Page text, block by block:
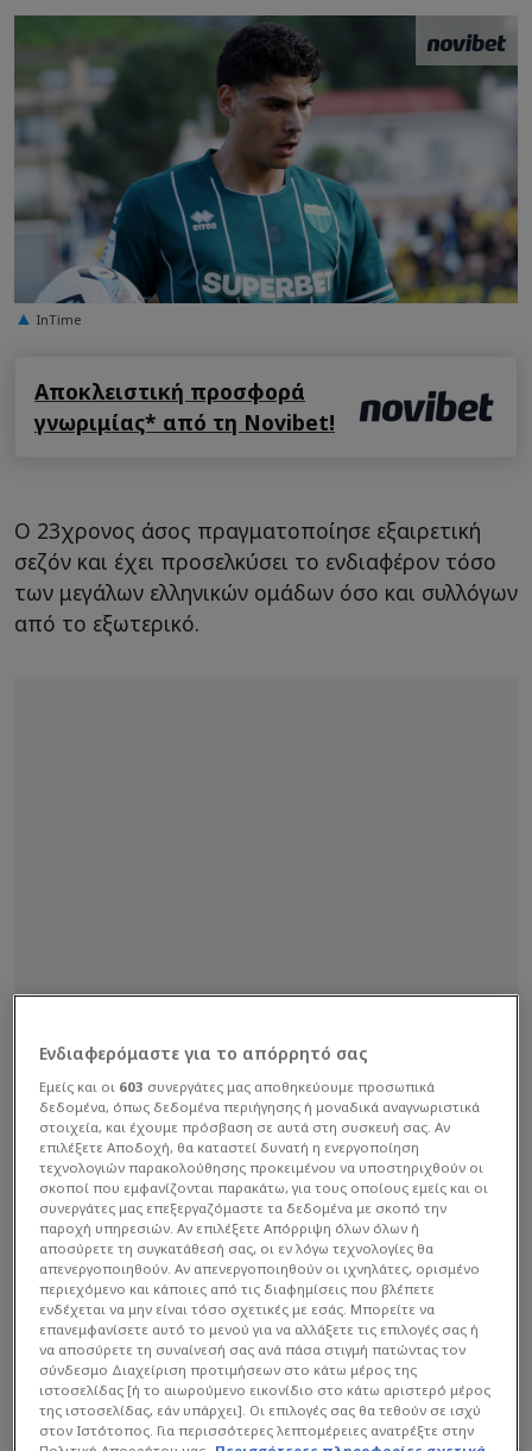
InTime
Αποκλειστική προσφορά
γνωριμίας* από τη Novibet!
Ο 23χρονος άσος πραγματοποίησε εξαιρετική
σεζόν και έχει προσελκύσει το ενδιαφέρον τόσο
των μεγάλων ελληνικών ομάδων όσο και συλλόγων
από το εξωτερικό.
Όπως αναφέρει ο Βασίλης Βέργης, τη Δευτέρα
Ενδιαφερόμαστε για το απόρρητό σας
Εμείς και οι 603 συνεργάτες μας αποθηκεύουμε προσωπικά
δεδομένα, όπως δεδομένα περιήγησης ή μοναδικά αναγνωριστικά
στοιχεία, και έχουμε πρόσβαση σε αυτά στη συσκευή σας. Αν
επιλέξετε Αποδοχή, θα καταστεί δυνατή η ενεργοποίηση
τεχνολογιών παρακολούθησης προκειμένου να υποστηριχθούν οι
σκοποί που εμφανίζονται παρακάτω, για τους οποίους εμείς και οι
συνεργάτες μας επεξεργαζόμαστε τα δεδομένα με σκοπό την
παροχή υπηρεσιών. Αν επιλέξετε Απόρριψη όλων όλων ή
αποσύρετε τη συγκατάθεσή σας, οι εν λόγω τεχνολογίες θα
απενεργοποιηθούν. Αν απενεργοποιηθούν οι ιχνηλάτες, ορισμένο
περιεχόμενο και κάποιες από τις διαφημίσεις που βλέπετε
ενδέχεται να μην είναι τόσο σχετικές με εσάς. Μπορείτε να
επανεμφανίσετε αυτό το μενού για να αλλάξετε τις επιλογές σας ή
να αποσύρετε τη συναίνεσή σας ανά πάσα στιγμή πατώντας τον
σύνδεσμο Διαχείριση προτιμήσεων στο κάτω μέρος της
ιστοσελίδας [ή το αιωρούμενο εικονίδιο στο κάτω αριστερό μέρος
της ιστοσελίδας, εάν υπάρχει]. Οι επιλογές σας θα τεθούν σε ισχύ
στον Ιστότοπος. Για περισσότερες λεπτομέρειες ανατρέξτε στην